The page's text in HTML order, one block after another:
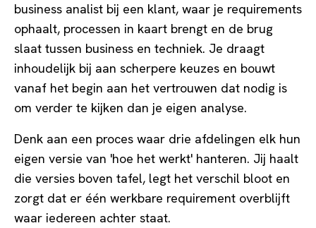
business analist bij een klant, waar je requirements
ophaalt, processen in kaart brengt en de brug
slaat tussen business en techniek. Je draagt
inhoudelijk bij aan scherpere keuzes en bouwt
vanaf het begin aan het vertrouwen dat nodig is
om verder te kijken dan je eigen analyse.
Denk aan een proces waar drie afdelingen elk hun
eigen versie van 'hoe het werkt' hanteren. Jij haalt
die versies boven tafel, legt het verschil bloot en
zorgt dat er één werkbare requirement overblijft
waar iedereen achter staat.